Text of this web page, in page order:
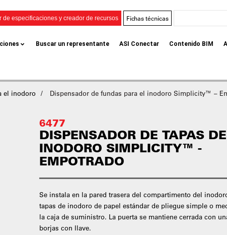
de especificaciones y creador de recursos Fichas técnicas
Buscar un representante ASI Conectar Contenido BIM
el inodoro Dispensador de fundas para el inodoro Simplicity™ –
6477
DISPENSADOR DE TAPAS DE
INODORO SIMPLICITY™ -
EMPOTRADO
Se instala en la pared trasera del compartimento del
tapas de inodoro de papel estándar de pliegue simple o
la caja de suministro. La puerta se mantiene cerrada con
borjas con llave.